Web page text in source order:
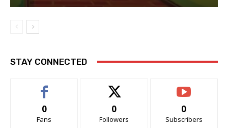
STAY CONNECTED
0
Fans
0
Followers
0
Subscribers